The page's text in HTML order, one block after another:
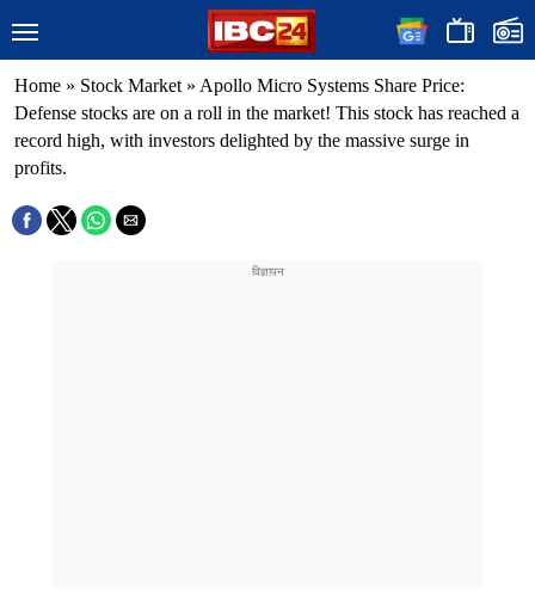
Home » Stock Market » Apollo Micro Systems Share Price:
Defense stocks are on a roll in the market! This stock has reached a
record high, with investors delighted by the massive surge in
profits.